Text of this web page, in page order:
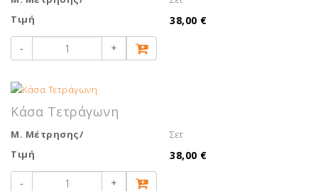
Τιμή
38,00 €
- +
Κάσα Τετράγωνη
Μ. Μέτρησης/
Σετ
Τιμή
38,00 €
- +